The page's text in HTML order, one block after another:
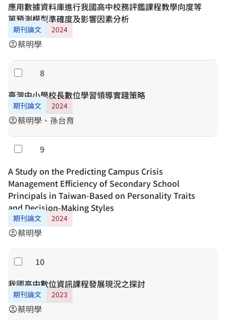
應用數據資料庫進行我國高中校務評鑑課程教學向度等
第預測模型準確度及影響因素分析
期刊論文 2024
account_circle蔡明學
勾選
8
臺灣中小學校長數位學習領導實踐策略
期刊論文 2024
account_circle蔡明學、孫台育
勾選
9
A Study on the Predicting Campus Crisis
Management Efficiency of Secondary School
Principals in Taiwan-Based on Personality Traits
and Decision-Making Styles
期刊論文 2024
account_circle蔡明學
勾選
10
我國高中數位資訊課程發展現況之探討
期刊論文 2023
account_circle蔡明學